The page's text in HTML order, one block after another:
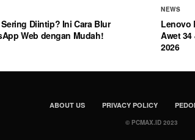
Diintip? Ini Cara Blur
Web dengan Mudah!
NEWS
Lenovo
Awet 34
2026
ABOUT US PRIVACY POLICY
© PCMAX.ID 2023